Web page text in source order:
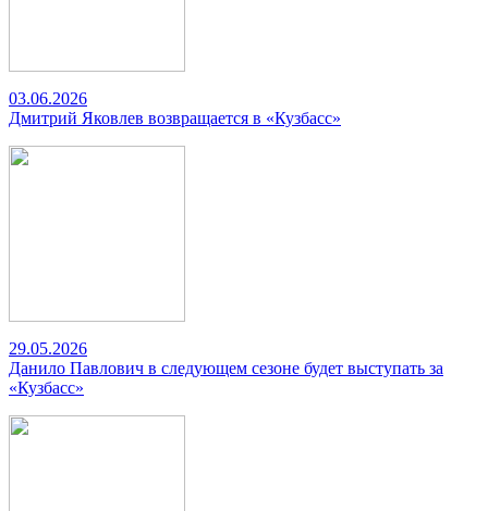
03.06.2026
Дмитрий Яковлев возвращается в «Кузбасс»
29.05.2026
Данило Павлович в следующем сезоне будет выступать за
«Кузбасс»